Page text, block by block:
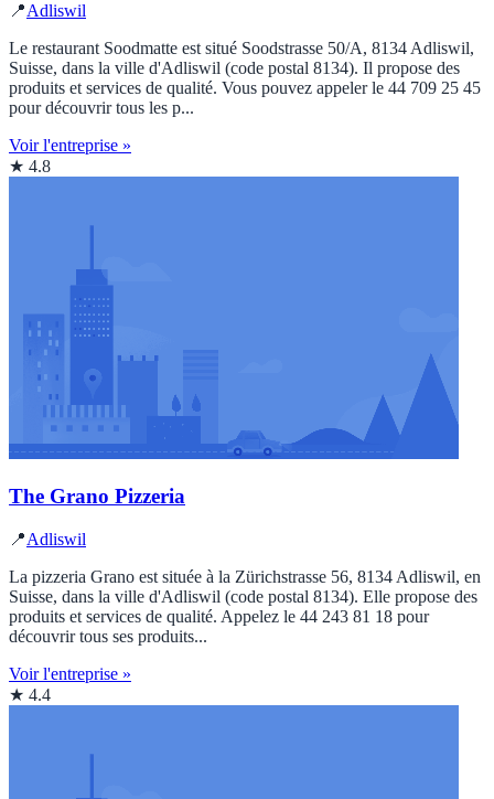
📍Adliswil
Le restaurant Soodmatte est situé Soodstrasse 50/A, 8134 Adliswil,
Suisse, dans la ville d'Adliswil (code postal 8134). Il propose des
produits et services de qualité. Vous pouvez appeler le 44 709 25 45
pour découvrir tous les p...
Voir l'entreprise »
★ 4.8
The Grano Pizzeria
📍Adliswil
La pizzeria Grano est située à la Zürichstrasse 56, 8134 Adliswil, en
Suisse, dans la ville d'Adliswil (code postal 8134). Elle propose des
produits et services de qualité. Appelez le 44 243 81 18 pour
découvrir tous ses produits...
Voir l'entreprise »
★ 4.4